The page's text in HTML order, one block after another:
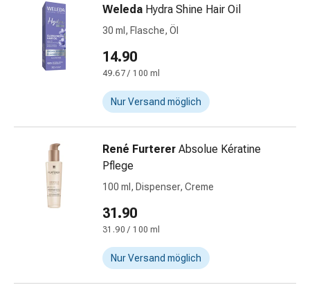
Unreine
Haut
Hautausschlag
Akne
Naturmittel
Bachblütentherapie
Aus
Pflanzenknospen
Homöopathie
Phytotherapie
Schüssler-
Salz
Spagyrika
Weleda Hydra Shine Hair Oil
30 ml, Flasche, Öl
14.90
49.67 / 100 ml
Nur Versand möglich
René Furterer Absolue Kératine
Pflege
100 ml, Dispenser, Creme
31.90
31.90 / 100 ml
Nur Versand möglich